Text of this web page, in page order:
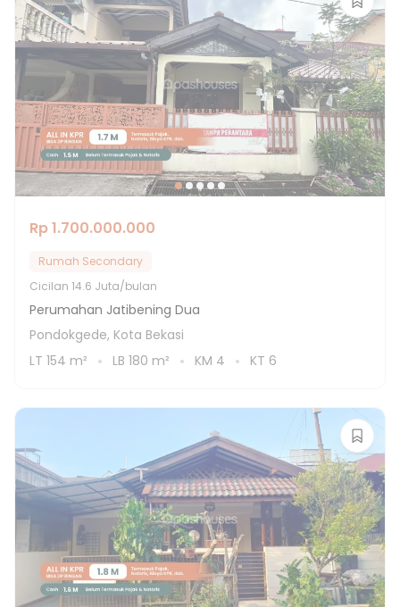
Rp 1.700.000.000
Rumah Secondary
Cicilan 14.6 Juta/bulan
Perumahan Jatibening Dua
Pondokgede, Kota Bekasi
LT 154 m² LB 180 m² KM 4 KT 6